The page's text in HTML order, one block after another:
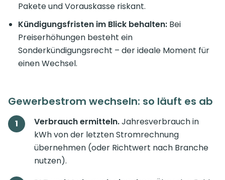
Pakete und Vorauskasse riskant.
Kündigungsfristen im Blick behalten: Bei
Preiserhöhungen besteht ein
Sonderkündigungsrecht – der ideale Moment für
einen Wechsel.
Gewerbestrom wechseln: so läuft es ab
Verbrauch ermitteln.Jahresverbrauch in
kWh von der letzten Stromrechnung
übernehmen (oder Richtwert nach Branche
nutzen).